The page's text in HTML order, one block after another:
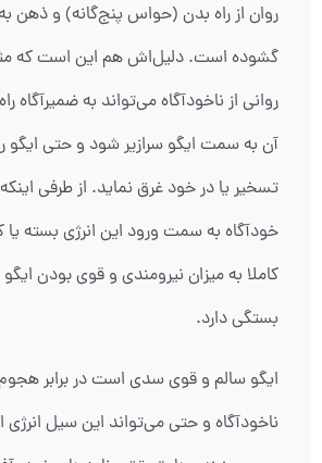
روان از راه بدن (حواس پنج‌گانه) و ذهن
گشوده است. دلیل‌اش هم این است که
روانی از ناخودآگاه می‌تواند به ضمیرآگاه
آن به سمت ایگو سرازیر شود و حتی ایگو
تسخیر یا در خود غرق نماید. از طرفی
خودآگاه به سمت ورود این انرژی بسته
کاملا به میزان نیرومندی و قوی بودن
بستگی دارد.
ایگو سالم و قوی سدی است در برابر
ناخودآگاه و حتی می‌تواند این سیل انرژی